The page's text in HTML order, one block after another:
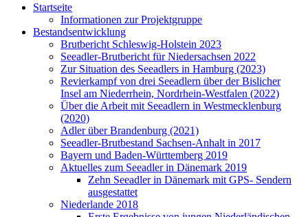
Startseite
Informationen zur Projektgruppe
Bestandsentwicklung
Brutbericht Schleswig-Holstein 2023
Seeadler-Brutbericht für Niedersachsen 2022
Zur Situation des Seeadlers in Hamburg (2023)
Revierkampf von drei Seeadlern über der Bislicher
Insel am Niederrhein, Nordrhein-Westfalen (2022)
Über die Arbeit mit Seeadlern in Westmecklenburg
(2020)
Adler über Brandenburg (2021)
Seeadler-Brutbestand Sachsen-Anhalt in 2017
Bayern und Baden-Württemberg 2019
Aktuelles zum Seeadler in Dänemark 2019
Zehn Seeadler in Dänemark mit GPS- Sendern
ausgestattet
Niederlande 2018